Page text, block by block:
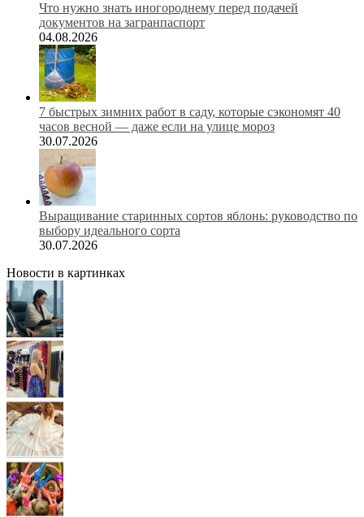
Что нужно знать иногороднему перед подачей
документов на загранпаспорт
04.08.2026
7 быстрых зимних работ в саду, которые сэкономят 40
часов весной — даже если на улице мороз
30.07.2026
Выращивание старинных сортов яблонь: руководство по
выбору идеального сорта
30.07.2026
Новости в картинках